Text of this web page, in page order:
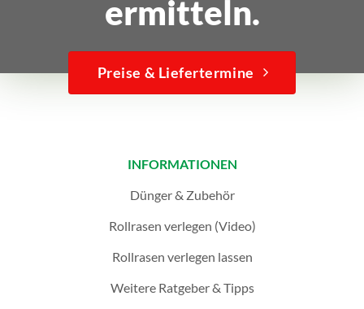
ermitteln.
Preise & Liefertermine
INFORMATIONEN
Dünger & Zubehör
Rollrasen verlegen (Video)
Rollrasen verlegen lassen
Weitere Ratgeber & Tipps